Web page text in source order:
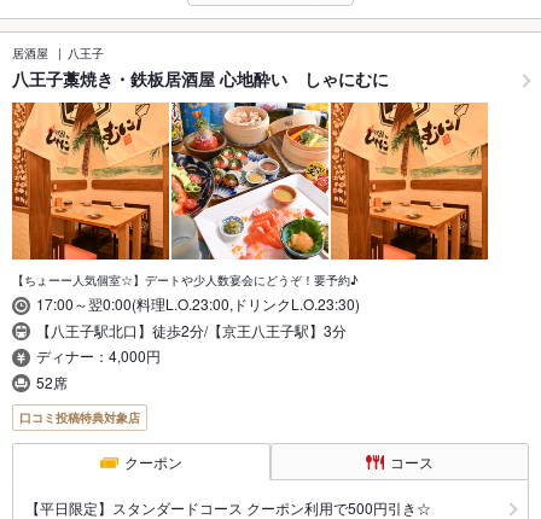
居酒屋 八王子
八王子藁焼き・鉄板居酒屋 心地酔い しゃにむに
【ちょーー人気個室☆】デートや少人数宴会にどうぞ！要予約♪
17:00～翌0:00(料理L.O.23:00,ドリンクL.O.23:30)
【八王子駅北口】徒歩2分/【京王八王子駅】3分
ディナー：4,000円
52席
口コミ投稿特典対象店
クーポン コース
【平日限定】スタンダードコース クーポン利用で500円引き☆